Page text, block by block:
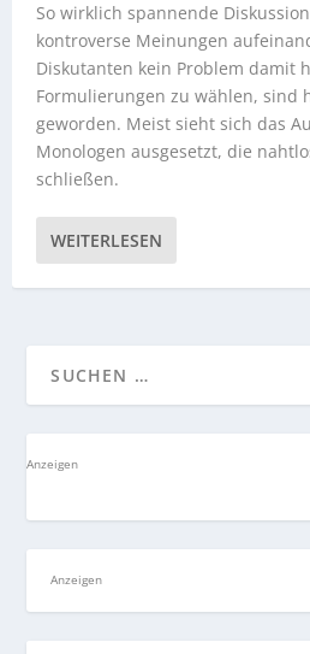
So wirklich spannende
kontroverse Meinungen
Diskutanten kein Problem damit
Formulierungen zu wählen, sind
geworden. Meist sieht sich das
Monologen ausgesetzt, die
schließen.
WEITERLESEN
Anzeigen
Anzeigen